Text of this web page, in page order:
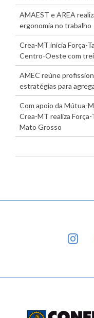
AMAEST e AREA
ergonomia no trabalho
Crea-MT inicia Força-
Centro-Oeste com
AMEC reúne
estratégias para
Com apoio da Mútua-
Crea-MT realiza Força-
Mato Grosso